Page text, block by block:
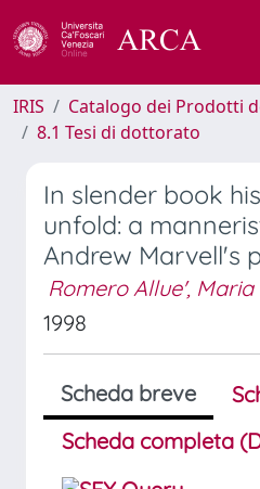
IRIS Catalogo dei Prodotti
8.1 Tesi di dottorato
In slender book
unfold: a
Andrew Marvell's
Romero Allue',
1998
Scheda breve
Scheda completa